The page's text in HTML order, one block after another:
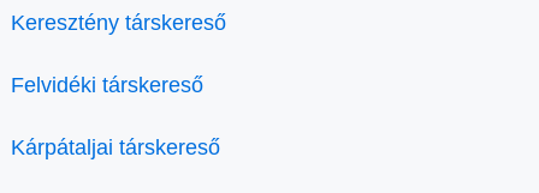
Keresztény társkereső
Felvidéki társkereső
Kárpátaljai társkereső